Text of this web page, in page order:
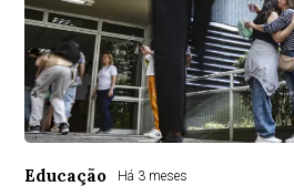
Educação Há 3 meses